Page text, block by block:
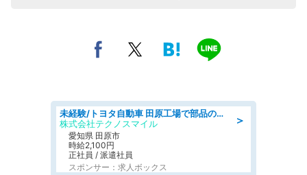
＞
未経験/トヨタ自動車 田原工場で部品の運搬作業/tutumi
株式会社テクノスマイル
愛知県 田原市
時給2,100円
正社員 / 派遣社員
スポンサー：求人ボックス